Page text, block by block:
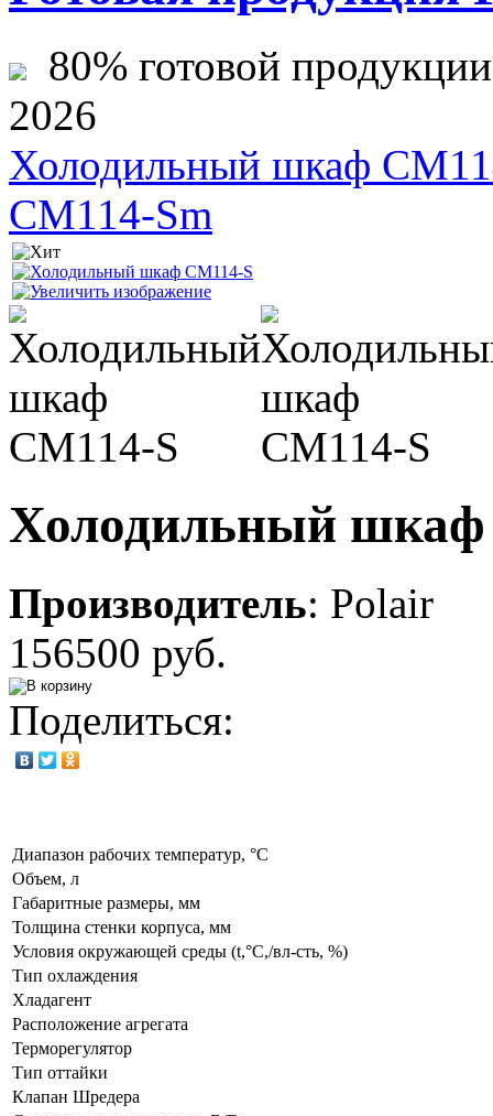
80% готовой
2026
Холодильный шкаф
CM114-Sm
Холодильный шкаф
Производитель: Polair
156500 руб.
Поделиться:
Диапазон рабочих температур, °C
Объем, л
Габаритные размеры, мм
Толщина стенки корпуса, мм
Условия окружающей среды (t,°C,/вл-сть, %)
Тип охлаждения
Хладагент
Расположение агрегата
Терморегулятор
Тип оттайки
Клапан Шредера